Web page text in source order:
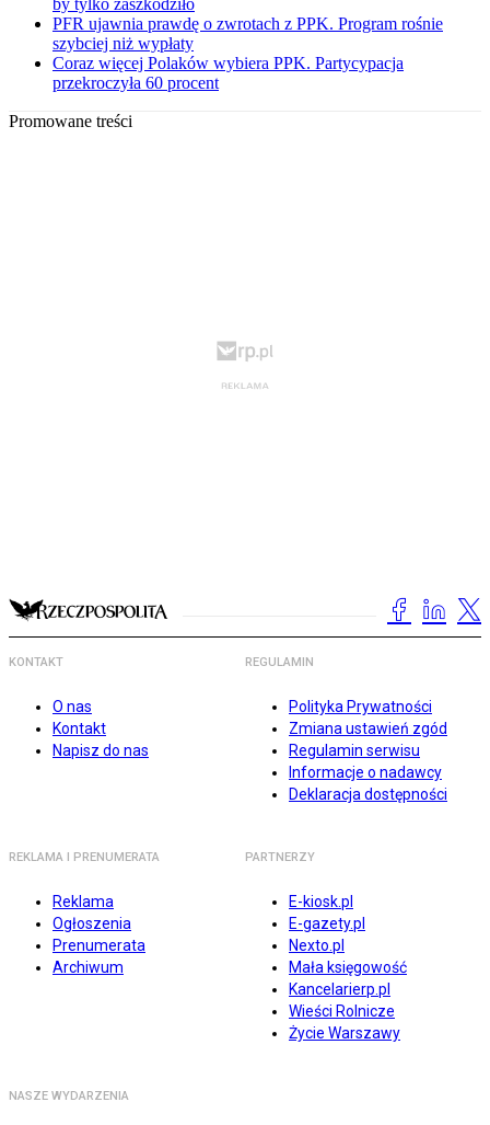
by tylko zaszkodziło
PFR ujawnia prawdę o zwrotach z PPK. Program rośnie
szybciej niż wypłaty
Coraz więcej Polaków wybiera PPK. Partycypacja
przekroczyła 60 procent
Promowane treści
KONTAKT
O nas
Kontakt
Napisz do nas
REGULAMIN
Polityka Prywatności
Zmiana ustawień zgód
Regulamin serwisu
Informacje o nadawcy
Deklaracja dostępności
REKLAMA I PRENUMERATA
Reklama
Ogłoszenia
Prenumerata
Archiwum
PARTNERZY
E-kiosk.pl
E-gazety.pl
Nexto.pl
Mała księgowość
Kancelarierp.pl
Wieści Rolnicze
Życie Warszawy
NASZE WYDARZENIA